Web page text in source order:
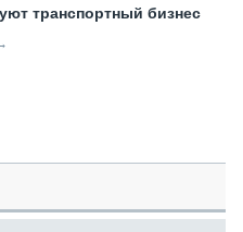
транспортный бизнес